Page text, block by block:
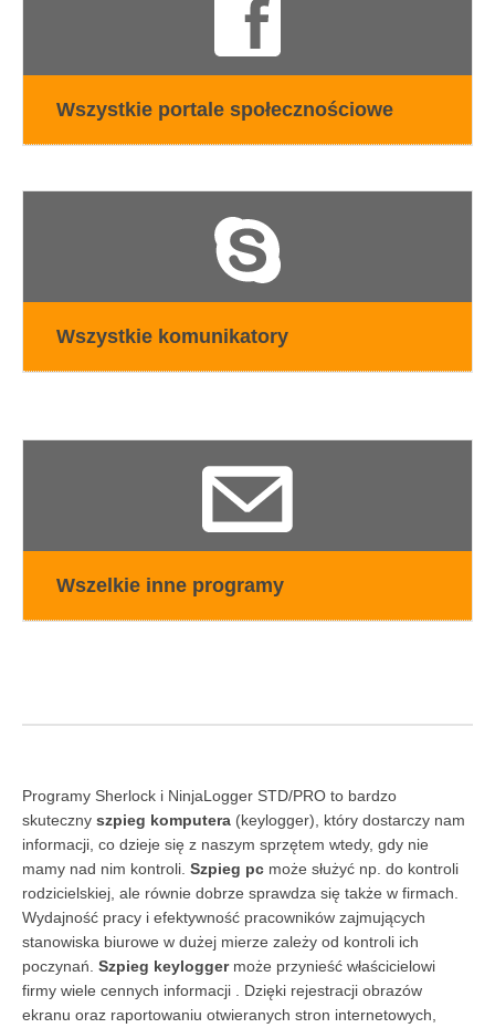
Wszystkie portale społecznościowe
Wszystkie komunikatory
Wszelkie inne programy
Programy Sherlock i NinjaLogger STD/PRO to bardzo
skuteczny szpieg komputera (keylogger), który dostarczy nam
informacji, co dzieje się z naszym sprzętem wtedy, gdy nie
mamy nad nim kontroli. Szpieg pc może służyć np. do kontroli
rodzicielskiej, ale równie dobrze sprawdza się także w firmach.
Wydajność pracy i efektywność pracowników zajmujących
stanowiska biurowe w dużej mierze zależy od kontroli ich
poczynań. Szpieg keylogger może przynieść właścicielowi
firmy wiele cennych informacji . Dzięki rejestracji obrazów
ekranu oraz raportowaniu otwieranych stron internetowych,